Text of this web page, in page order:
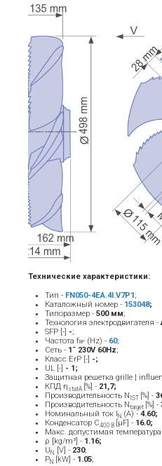
Технические характеристики:
Тип - FN050-4EA.4I.V7P1;
Каталожный номер - 153048;
Типоразмер - 500 мм;
Технология электродвигателя -
SFP [-] -;
Частота fBP (Hz) - 60;
Сеть - 1˜ 230V 60Hz;
Класс ErP [-] -;
UL [-] - 1;
Защитная решетка grille |
КПД η statA [%] - 21,7;
Производительность N IST [%] -
Производительность Ntarget [%] -
Номинальный ток Ι Ν (A) - 4.60;
Конденсатор C400 В [μF] - 16.0;
Макс. допустимая
ρ [kg/m³] - 1.16;
UN [V] - 230;
PN [kW] - 1.05;